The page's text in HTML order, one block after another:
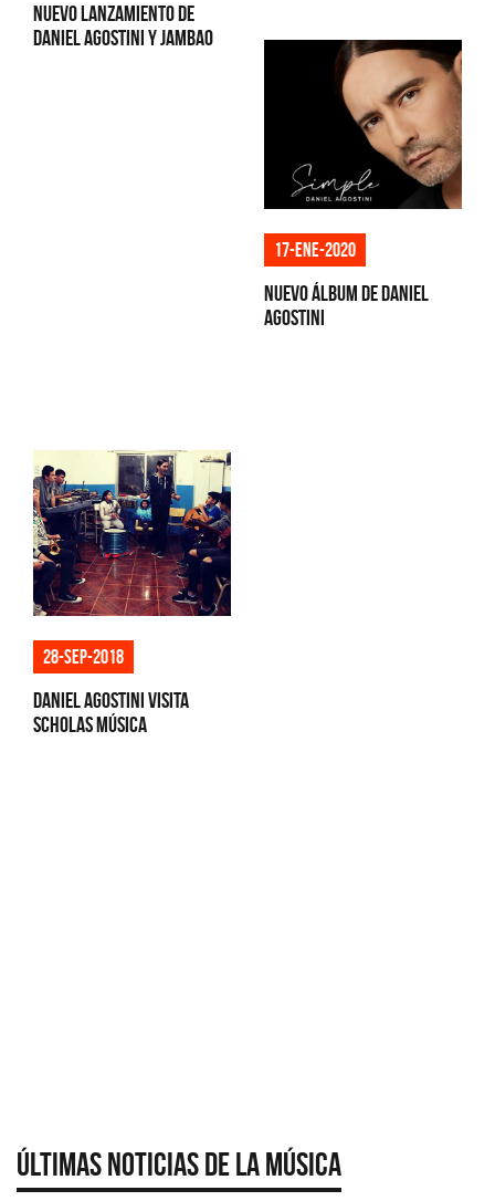
Nuevo lanzamiento de
Daniel Agostini y Jambao
17-ene-2020
Nuevo álbum de Daniel
Agostini
28-sep-2018
Daniel Agostini visita
Scholas Música
Últimas Noticias de la Música